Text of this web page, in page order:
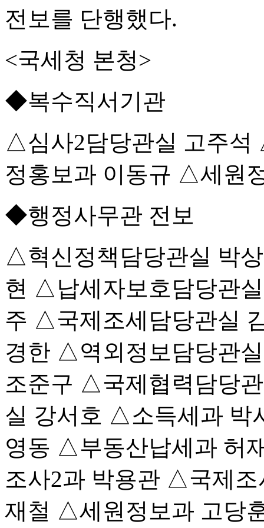
전보를 단행했다.
<국세청 본청>
◆복수직서기관
△심사2담당관실 고주
정홍보과 이동규 △세원
◆행정사무관 전보
△혁신정책담당관실 박
현 △납세자보호담당관
주 △국제조세담당관실
경한 △역외정보담당관
조준구 △국제협력담당
실 강서호 △소득세과 박
영동 △부동산납세과 허
조사2과 박용관 △국제
재철 △세원정보과 고당